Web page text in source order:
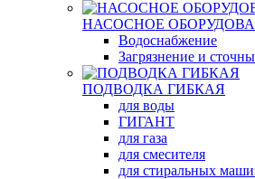
НАСОСНОЕ
Водоснабжение
Загрязнение и
ПОДВОДКА ГИБКАЯ
для воды
ГИГАНТ
для газа
для смесителя
для стиральных